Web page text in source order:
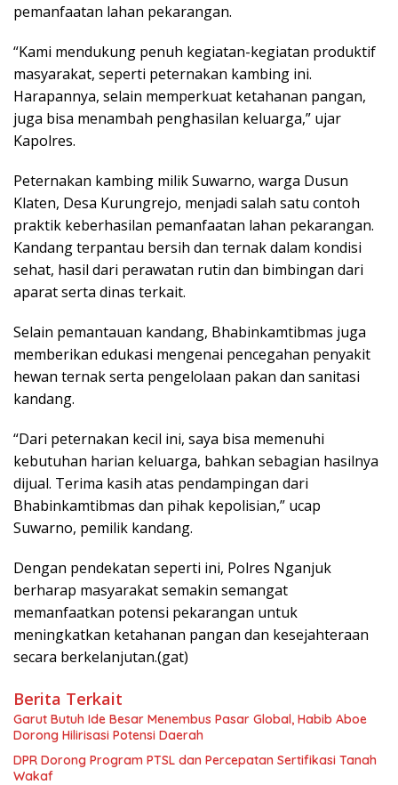
pemanfaatan lahan pekarangan.
“Kami mendukung penuh kegiatan-kegiatan produktif
masyarakat, seperti peternakan kambing ini.
Harapannya, selain memperkuat ketahanan pangan,
juga bisa menambah penghasilan keluarga,” ujar
Kapolres.
Peternakan kambing milik Suwarno, warga Dusun
Klaten, Desa Kurungrejo, menjadi salah satu contoh
praktik keberhasilan pemanfaatan lahan pekarangan.
Kandang terpantau bersih dan ternak dalam kondisi
sehat, hasil dari perawatan rutin dan bimbingan dari
aparat serta dinas terkait.
Selain pemantauan kandang, Bhabinkamtibmas juga
memberikan edukasi mengenai pencegahan penyakit
hewan ternak serta pengelolaan pakan dan sanitasi
kandang.
“Dari peternakan kecil ini, saya bisa memenuhi
kebutuhan harian keluarga, bahkan sebagian hasilnya
dijual. Terima kasih atas pendampingan dari
Bhabinkamtibmas dan pihak kepolisian,” ucap
Suwarno, pemilik kandang.
Dengan pendekatan seperti ini, Polres Nganjuk
berharap masyarakat semakin semangat
memanfaatkan potensi pekarangan untuk
meningkatkan ketahanan pangan dan kesejahteraan
secara berkelanjutan.(gat)
Berita Terkait
Garut Butuh Ide Besar Menembus Pasar Global, Habib Aboe
Dorong Hilirisasi Potensi Daerah
DPR Dorong Program PTSL dan Percepatan Sertifikasi Tanah
Wakaf